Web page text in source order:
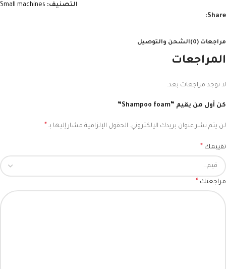
التصنيف: Small machines
Share:
مراجعات (0) الشحن والتوصيل
المراجعات
لا توجد مراجعات بعد.
كن أول من يقيم “Shampoo foam”
لن يتم نشر عنوان بريدك الإلكتروني. الحقول الإلزامية مشار إليها بـ *
تقييمك *
مراجعتك *